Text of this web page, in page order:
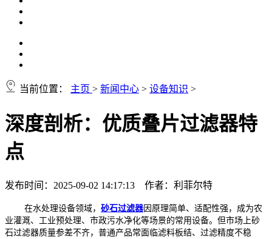
当前位置： 主页 > 新闻中心 > 设备知识 >
深度剖析：优质叠片过滤器特
点
发布时间：2025-09-02 14:17:13 作者：利菲尔特
在水处理设备领域， 砂石过滤器因原理简单、适配性强，成为农
业灌溉、工业预处理、市政污水净化等场景的常用设备。但市场上砂
石过滤器质量参差不齐，普通产品常面临滤料板结、过滤精度不稳